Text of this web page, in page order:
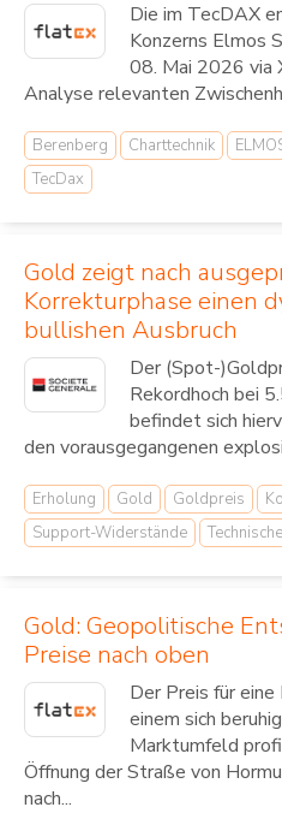
Die im TecDAX
Konzerns Elmos
08. Mai 2026 via
Analyse relevanten
Berenberg Charttechnik
TecDax
Gold zeigt nach
Korrekturphase einen
bullishen Ausbruch
Der (Spot-
Rekordhoch bei
befindet sich
den vorausgegangenen
Erholung Gold Goldpreis
Support-Widerstände
Gold: Geopolitische
Preise nach oben
Der Preis für
einem sich
Marktumfeld
Öffnung der Straße von
nach...